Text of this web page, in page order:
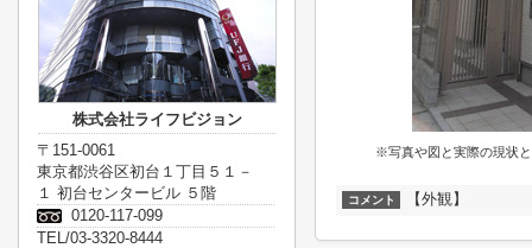
※写真や図と実際の現状
コメント 【外観】
株式会社ライフビジョン
〒151-0061
東京都渋谷区初台１丁目５１－
１ 初台センタービル ５階
0120-117-099
TEL/03-3320-8444